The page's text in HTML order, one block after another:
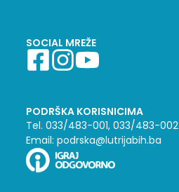
SOCIAL MREŽE
PODRŠKA KORISNICIMA
Tel. 033/483-001, 033/483-002
Email: podrska@lutrijabih.ba